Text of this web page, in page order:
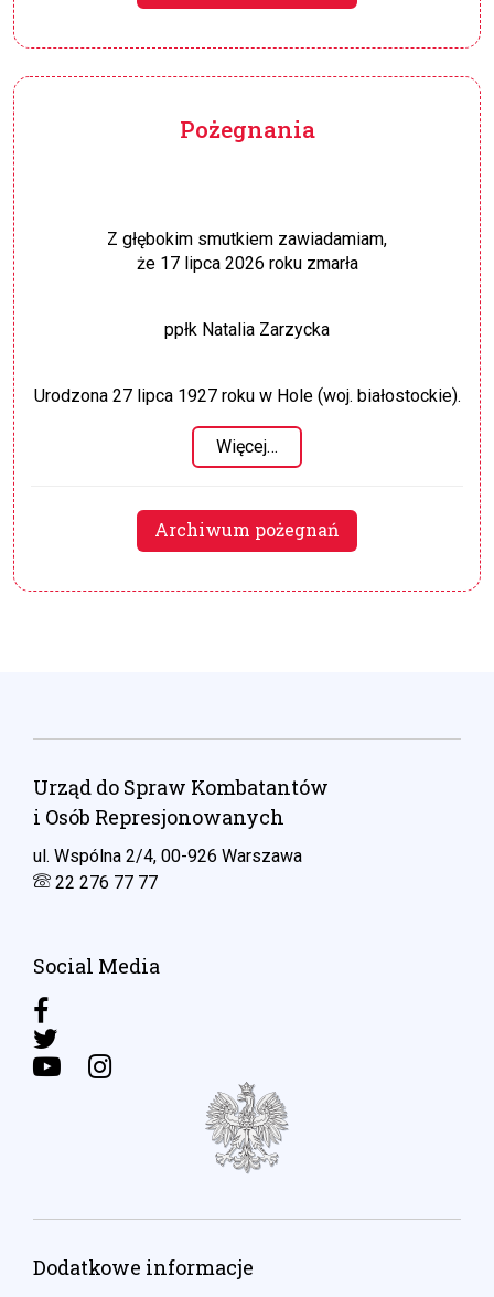
Pożegnania
Z głębokim smutkiem zawiadamiam,
że 17 lipca 2026 roku zmarła
ppłk Natalia Zarzycka
Urodzona 27 lipca 1927 roku w Hole (woj. białostockie).
Więcej…
Archiwum pożegnań
Urząd do Spraw Kombatantów
i Osób Represjonowanych
ul. Wspólna 2/4, 00-926 Warszawa
22 276 77 77
Social Media
Dodatkowe informacje